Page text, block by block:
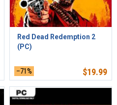
Red Dead Redemption 2
(PC)
–71% $19.99